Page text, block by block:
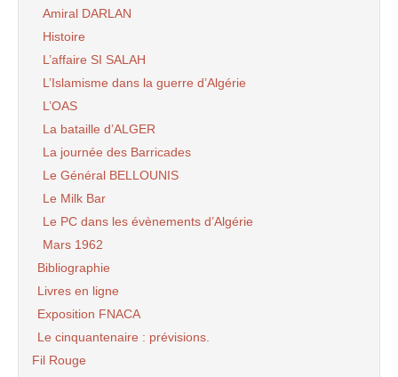
Amiral DARLAN
Histoire
L’affaire SI SALAH
L’Islamisme dans la guerre d’Algérie
L’OAS
La bataille d’ALGER
La journée des Barricades
Le Général BELLOUNIS
Le Milk Bar
Le PC dans les évènements d’Algérie
Mars 1962
Bibliographie
Livres en ligne
Exposition FNACA
Le cinquantenaire : prévisions.
Fil Rouge